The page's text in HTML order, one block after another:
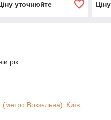
уточнюйте
рік
(метро Вокзальна), Київ,